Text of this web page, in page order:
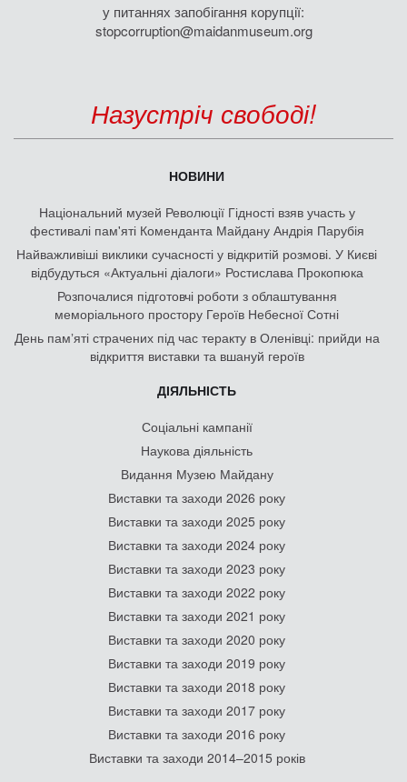
у питаннях запобігання корупції:
stopcorruption@maidanmuseum.org
Назустріч свободі!
НОВИНИ
Національний музей Революції Гідності взяв участь у
фестивалі пам'яті Коменданта Майдану Андрія Парубія
Найважливіші виклики сучасності у відкритій розмові. У Києві
відбудуться «Актуальні діалоги» Ростислава Прокопюка
Розпочалися підготовчі роботи з облаштування
меморіального простору Героїв Небесної Сотні
День памʼяті страчених під час теракту в Оленівці: прийди на
відкриття виставки та вшануй героїв
ДІЯЛЬНІСТЬ
Соціальні кампанії
Наукова діяльність
Видання Музею Майдану
Виставки та заходи 2026 року
Виставки та заходи 2025 року
Виставки та заходи 2024 року
Виставки та заходи 2023 року
Виставки та заходи 2022 року
Виставки та заходи 2021 року
Виставки та заходи 2020 року
Виставки та заходи 2019 року
Виставки та заходи 2018 року
Виставки та заходи 2017 року
Виставки та заходи 2016 року
Виставки та заходи 2014–2015 років